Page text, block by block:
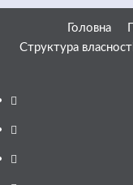
Головна
Структура
Facebook
YouTube
Telegram